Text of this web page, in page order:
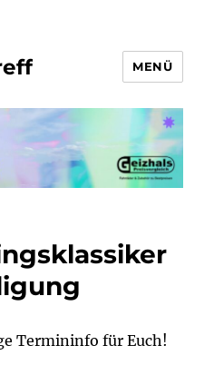
MENÜ
Termininfo für Euch!